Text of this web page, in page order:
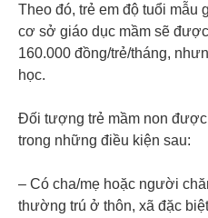
Theo đó, trẻ em độ tuổi mẫu
cơ sở giáo dục mầm sẽ
160.000 đồng/trẻ/tháng,
học.
Đối tượng trẻ mầm non
trong những điều kiện sau:
– Có cha/mẹ hoặc người
thường trú ở thôn, xã đặc